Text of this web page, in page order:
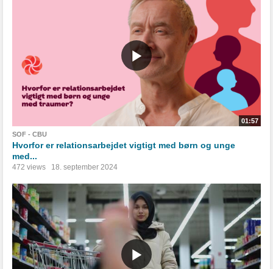
01:57
SOF - CBU
Hvorfor er relationsarbejdet vigtigt med børn og unge
med...
472 views 18. september 2024